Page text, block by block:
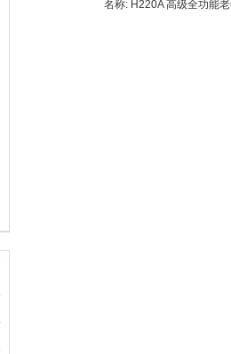
名称: H220A 高级全功能